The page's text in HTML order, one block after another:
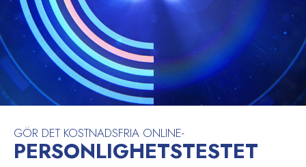
GÖR DET KOSTNADSFRIA ONLINE-
PERSONLIGHETS­TESTET